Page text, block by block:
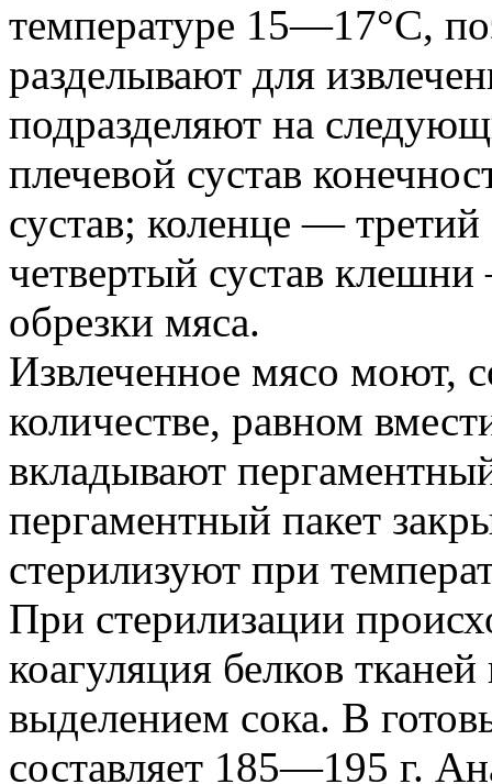
температуре 15—17°С,
разделывают для
подразделяют на
плечевой сустав
сустав; коленце —
четвертый сустав
обрезки мяса.
Извлеченное мясо моют,
количестве, равном
вкладывают
пергаментный пакет
стерилизуют при
При стерилизации
коагуляция белков
выделением сока. В
составляет 185—195 г.